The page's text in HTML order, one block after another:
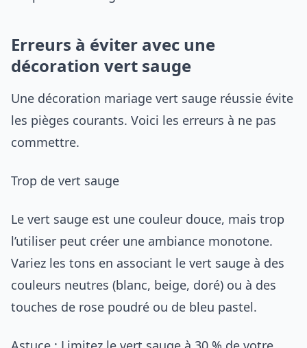
Erreurs à éviter avec une
décoration vert sauge
Une décoration mariage vert sauge réussie évite
les pièges courants. Voici les erreurs à ne pas
commettre.
Trop de vert sauge
Le vert sauge est une couleur douce, mais trop
l’utiliser peut créer une ambiance monotone.
Variez les tons en associant le vert sauge à des
couleurs neutres (blanc, beige, doré) ou à des
touches de rose poudré ou de bleu pastel.